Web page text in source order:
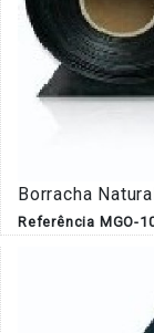
Borracha
Referência MGO-